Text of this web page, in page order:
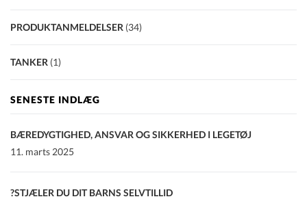
PRODUKTANMELDELSER (34)
TANKER (1)
SENESTE INDLÆG
BÆREDYGTIGHED, ANSVAR OG SIKKERHED I LEGETØJ
11. marts 2025
STJÆLER DU DIT BARNS SELVTILLID?